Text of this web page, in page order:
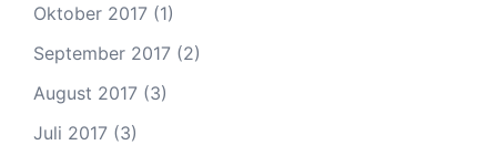
Oktober 2017 (1)
September 2017 (2)
August 2017 (3)
Juli 2017 (3)